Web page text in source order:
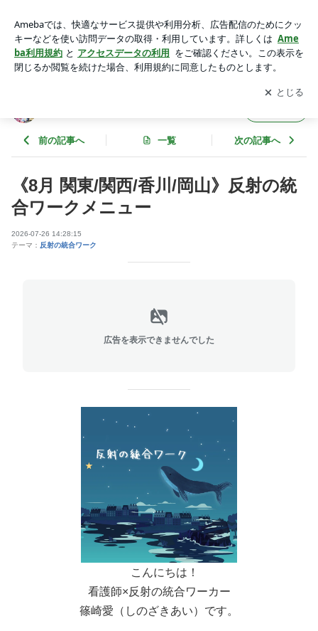
アプリをダウンロードして ブログの更新通知
を受け取りまし
ょう。
開く
前の記事へ 一覧 次の記事へ
《8月 関東/関西/香川/岡山》反射の統
合ワークメニュー
2026-07-26 14:28:15
テーマ： 反射の統合ワーク
広告を表示できませんでした
こんにちは！
看護師×反射の統合ワーカー
篠崎愛（しのざきあい）です。